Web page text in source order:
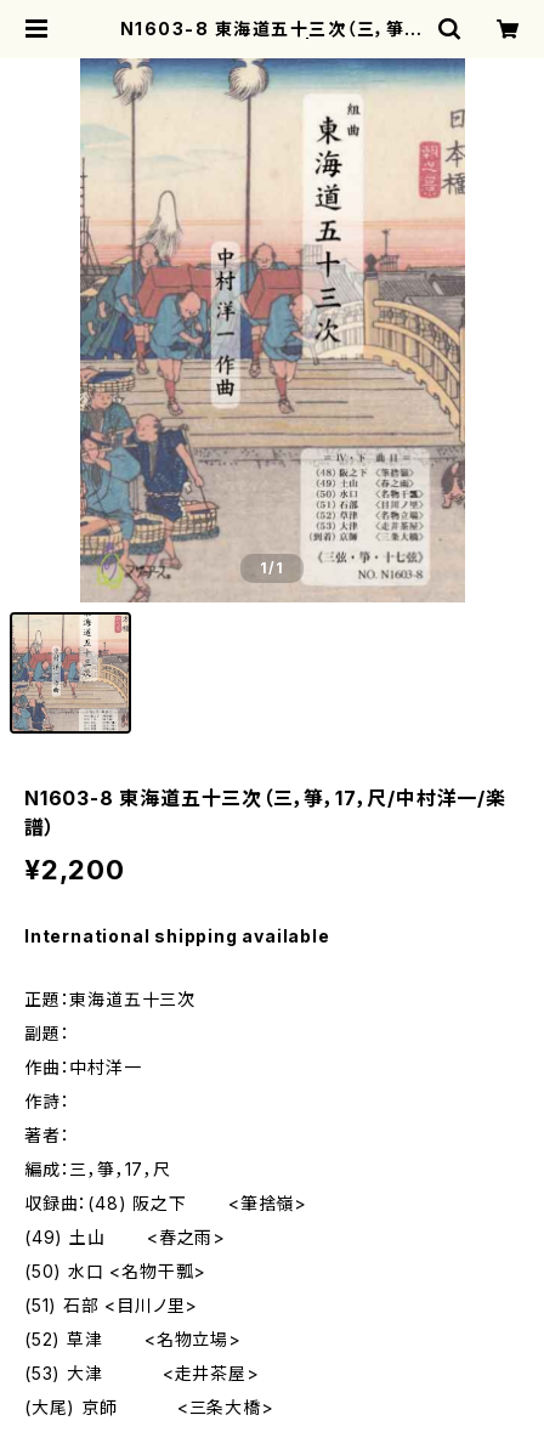
N1603-8 東海道五十三次（三，箏，1
th
1/1
N1603-8 東海道五十三次（三，箏，17，尺/中村洋一/楽
譜）
¥2,200
International shipping available
正題：東海道五十三次
副題：
作曲：中村洋一
作詩：
著者：
編成：三，箏，17，尺
収録曲：(48) 阪之下 <筆捨嶺>
(49) 土山 <春之雨>
(50) 水口 <名物干瓢>
(51) 石部 <目川ノ里>
(52) 草津 <名物立場>
(53) 大津 <走井茶屋>
(大尾) 京師 <三条大橋>